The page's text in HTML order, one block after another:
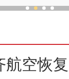
航空恢